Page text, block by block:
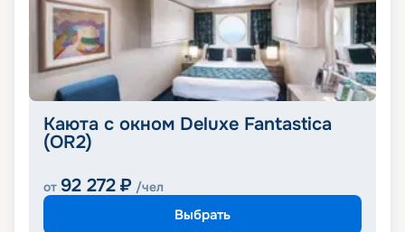
Каюта с окном Deluxe Fantastica
(OR2)
от 92 272 ₽ /чел
Выбрать